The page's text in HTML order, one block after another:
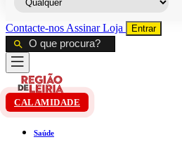
Contacte-nos AssinarLoja Entrar
CALAMIDADE
Saúde